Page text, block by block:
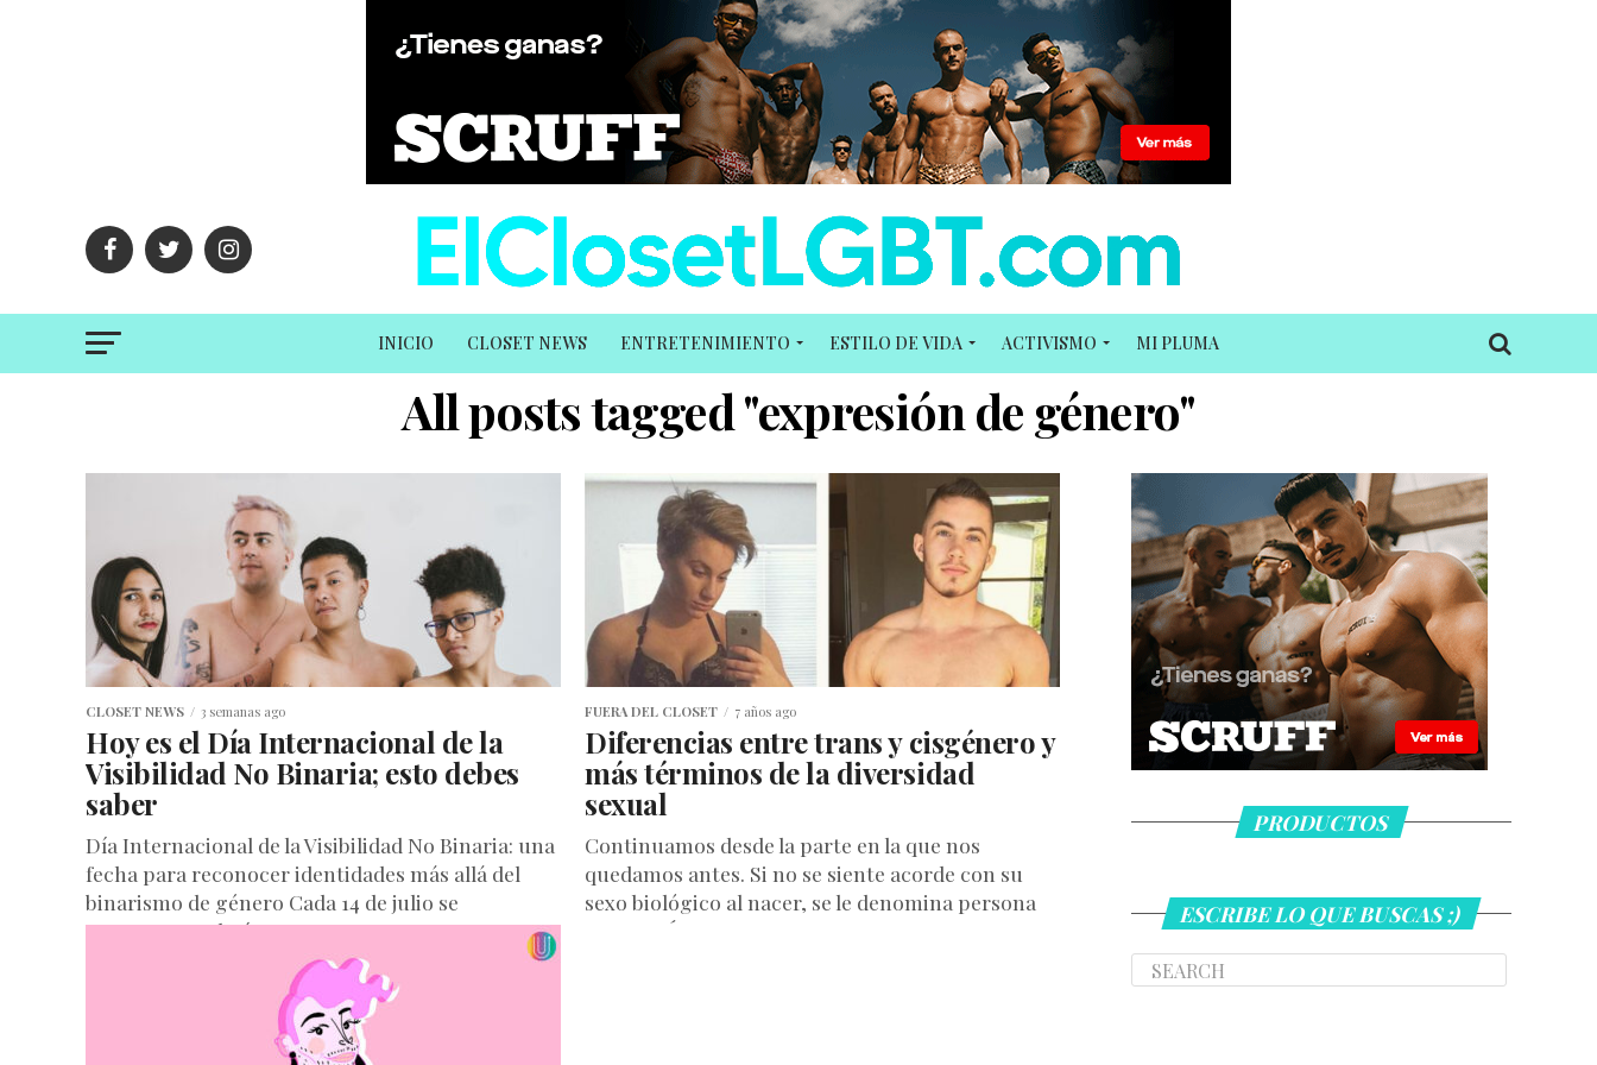
INICIO CLOSET NEWS ENTRETENIMIENTO ESTILO DE VIDA ACTIVISMO MI PLUMA
All posts tagged "expresión de género"
CLOSET NEWS 3 semanas ago
Hoy es el Día Internacional de la
Visibilidad No Binaria; esto debes
saber
Día Internacional de la Visibilidad No Binaria: una
fecha para reconocer identidades más allá del
binarismo de género Cada 14 de julio se
conmemora el Día...
FUERA DEL CLOSET 7 años ago
Diferencias entre trans y cisgénero y
más términos de la diversidad
sexual
Continuamos desde la parte en la que nos
quedamos antes. Si no se siente acorde con su
sexo biológico al nacer, se le denomina persona
TRANSGÉNERO....
PRODUCTOS
ESCRIBE LO QUE BUSCAS ;)